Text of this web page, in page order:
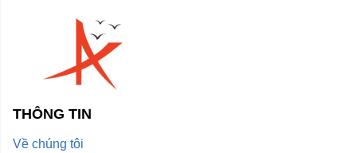
THÔNG TIN
Về chúng tôi